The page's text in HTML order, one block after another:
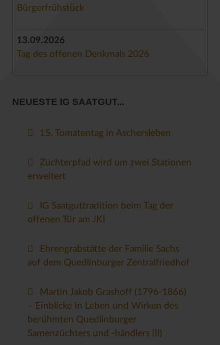
Bürgerfrühstück
13.09.2026
Tag des offenen Denkmals 2026
NEUESTE IG SAATGUT...
15. Tomatentag in Aschersleben
Züchterpfad wird um zwei Stationen
erweitert
IG Saatguttradition beim Tag der
offenen Tür am JKI
Ehrengrabstätte der Familie Sachs
auf dem Quedlinburger Zentralfriedhof
Martin Jakob Grashoff (1796-1866)
– Einblicke in Leben und Wirken des
berühmten Quedlinburger
Samenzüchters und -händlers (II)